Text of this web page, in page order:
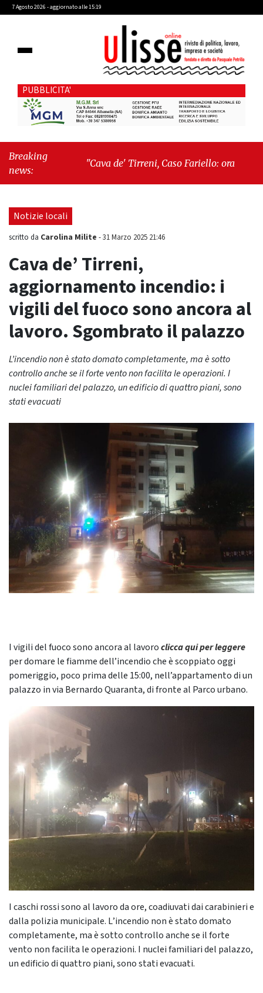
7 Agosto 2026 - aggiornato alle 15:19
PUBBLICITA'
Breaking
news:
"Cava de' Tirreni, Caso Fariello: ora torniamo ai
Notizie locali
scritto da Carolina Milite -31 Marzo 2025 21:46
Cava de’ Tirreni,
aggiornamento incendio: i
vigili del fuoco sono ancora al
lavoro. Sgombrato il palazzo
L’incendio non è stato domato completamente, ma è sotto
controllo anche se il forte vento non facilita le operazioni. I
nuclei familiari del palazzo, un edificio di quattro piani, sono
stati evacuati
I vigili del fuoco sono ancora al lavoroclicca qui per leggere
per domare le fiamme dell’incendio che è scoppiato oggi
pomeriggio, poco prima delle 15:00, nell’appartamento di un
palazzo in via Bernardo Quaranta, di fronte al Parco urbano.
I caschi rossi sono al lavoro da ore, coadiuvati dai carabinieri e
dalla polizia municipale. L’incendio non è stato domato
completamente, ma è sotto controllo anche se il forte
vento non facilita le operazioni. I nuclei familiari del palazzo,
un edificio di quattro piani, sono stati evacuati.